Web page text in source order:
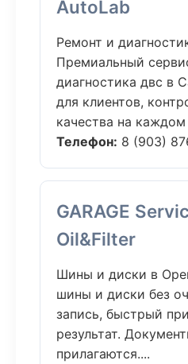
AutoLab
Ремонт и
Премиальный
диагностика двс в
для клиентов,
качества на каждом
Телефон: 8 (903)
GARAGE
Oil&Filter
Шины и диски в
шины и диски без
запись, быстрый
результат.
прилагаются....